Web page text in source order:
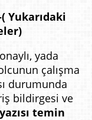
( Yukarıdaki
yada
çalışma
durumunda
bildirgesi ve
temin